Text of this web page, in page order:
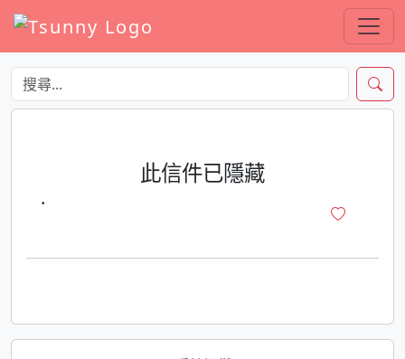
此信件已隱藏
·